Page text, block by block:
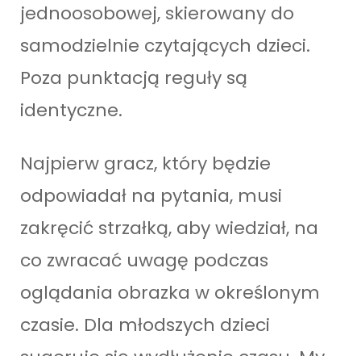
jednoosobowej, skierowany do
samodzielnie czytających dzieci.
Poza punktacją reguły są
identyczne.
Najpierw gracz, który będzie
odpowiadał na pytania, musi
zakręcić strzałką, aby wiedział, na
co zwracać uwagę podczas
oglądania obrazka w określonym
czasie. Dla młodszych dzieci